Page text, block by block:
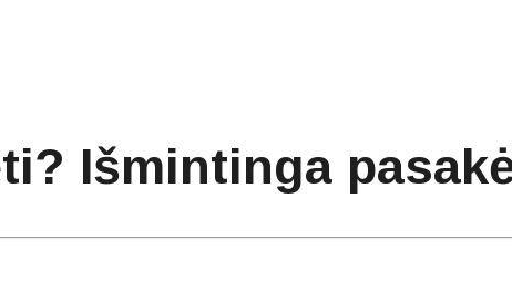
Išmintinga